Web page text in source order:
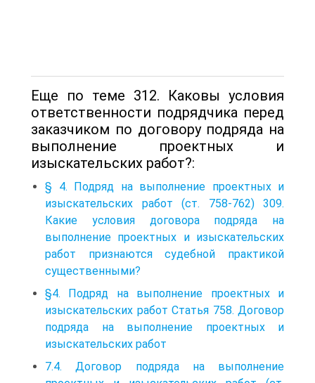
Еще по теме 312. Каковы условия
ответственности подрядчика перед
заказчиком по договору подряда на
выполнение проектных и
изыскательских работ?:
§ 4. Подряд на выполнение проектных и
изыскательских работ (ст. 758-762) 309.
Какие условия договора подряда на
выполнение проектных и изыскательских
работ признаются судебной практикой
существенными?
§4. Подряд на выполнение проектных и
изыскательских работ Статья 758. Договор
подряда на выполнение проектных и
изыскательских работ
7.4. Договор подряда на выполнение